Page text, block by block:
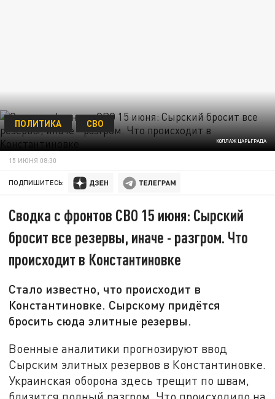
КОЛЛАЖ ЦАРЬГРАДА
ПОЛИТИКА СВО
15 ИЮНЯ 08:30
ПОДПИШИТЕСЬ:
Сводка с фронтов СВО 15 июня: Сырский
бросит все резервы, иначе - разгром. Что
происходит в Константиновке
Стало известно, что происходит в
Константиновке. Сырскому придётся
бросить сюда элитные резервы.
Военные аналитики прогнозируют ввод
Сырским элитных резервов в Константиновке.
Украинская оборона здесь трещит по швам,
близится полный разгром. Что происходило на